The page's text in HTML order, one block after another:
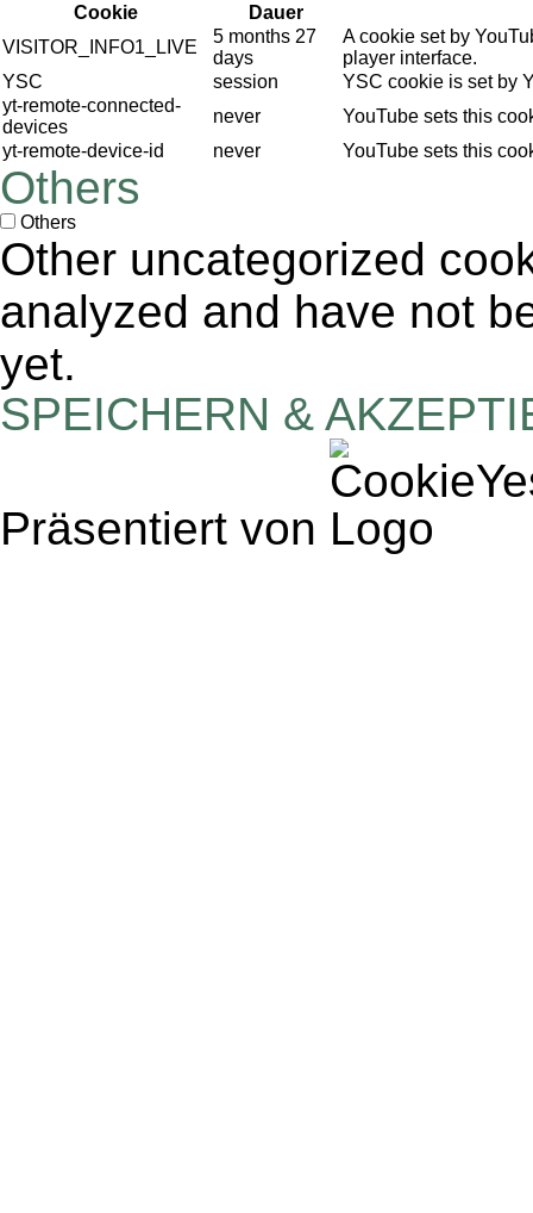
Cookie
Dauer
VISITOR_INFO1_LIVE
5 months 27
days
A cookie set by
player interface.
YSC
session
YSC cookie is set by
yt-remote-connected-
devices
never
YouTube sets this
yt-remote-device-id
never YouTube sets this
Others
Others
Other uncategorized
analyzed and have not
yet.
SPEICHERN &
Präsentiert von